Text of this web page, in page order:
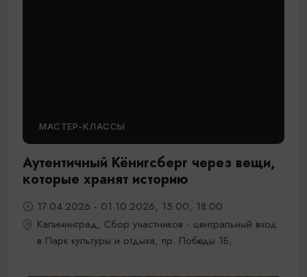
МАСТЕР-КЛАССЫ
Аутентичный Кёнигсберг через вещи,
которые хранят историю
17.04.2026 - 01.10.2026, 15:00, 18:00
Калининград, Сбор участников - центральный вход
в Парк культуры и отдыха, пр. Победы 1Б,